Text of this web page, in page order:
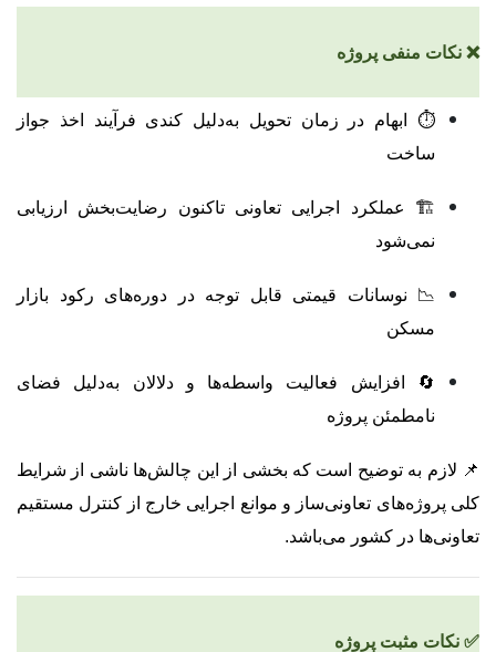
❌ نکات منفی پروژه
⏱ ابهام در زمان تحویل به‌دلیل کندی فرآیند اخذ جواز
ساخت
🏗 عملکرد اجرایی تعاونی تاکنون رضایت‌بخش ارزیابی
نمی‌شود
📉 نوسانات قیمتی قابل توجه در دوره‌های رکود بازار
مسکن
🔄 افزایش فعالیت واسطه‌ها و دلالان به‌دلیل فضای
نامطمئن پروژه
📌 لازم به توضیح است که بخشی از این چالش‌ها ناشی از شرایط
کلی پروژه‌های تعاونی‌ساز و موانع اجرایی خارج از کنترل مستقیم
تعاونی‌ها در کشور می‌باشد.
✅ نکات مثبت پروژه